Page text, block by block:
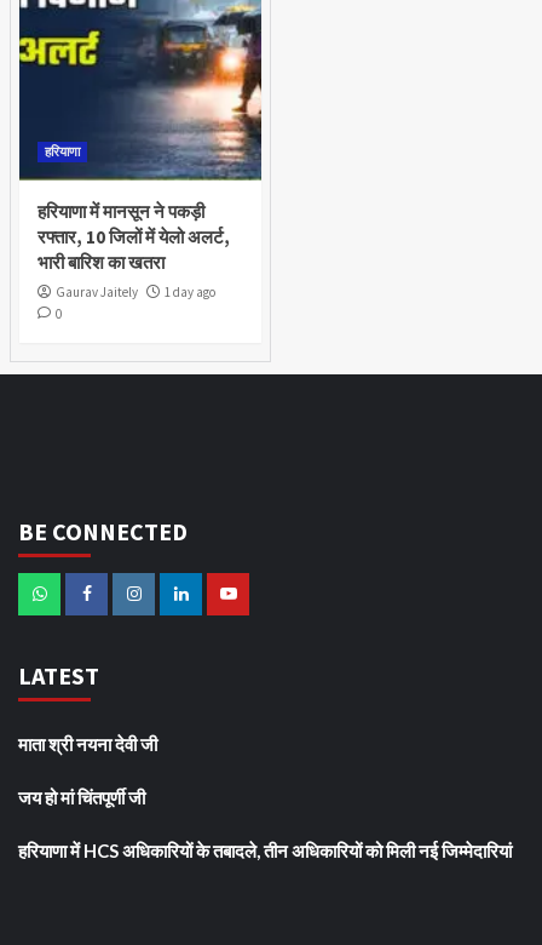
हरियाणा
हरियाणा में मानसून ने पकड़ी
रफ्तार, 10 जिलों में येलो अलर्ट,
भारी बारिश का खतरा
Gaurav Jaitely
1 day ago
0
BE CONNECTED
LATEST
माता श्री नयना देवी जी
जय हो मां चिंतपूर्णी जी
हरियाणा में HCS अधिकारियों के तबादले, तीन अधिकारियों को मिली नई जिम्मेदारियां